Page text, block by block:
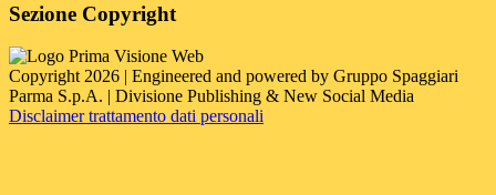
Sezione Copyright
Copyright 2026 | Engineered and powered by Gruppo Spaggiari
Parma S.p.A. | Divisione Publishing & New Social Media
Disclaimer trattamento dati personali